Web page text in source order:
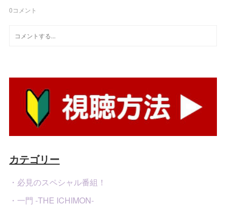
0コメント
カテゴリー
・必見のスペシャル番組！
・一門 -THE ICHIMON-